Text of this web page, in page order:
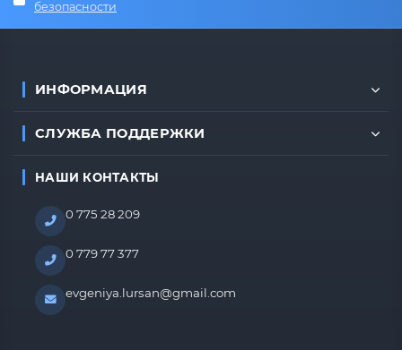
безопасности
ИНФОРМАЦИЯ
СЛУЖБА ПОДДЕРЖКИ
НАШИ КОНТАКТЫ
0 775 28 209
0 779 77 377
evgeniya.lursan@gmail.com